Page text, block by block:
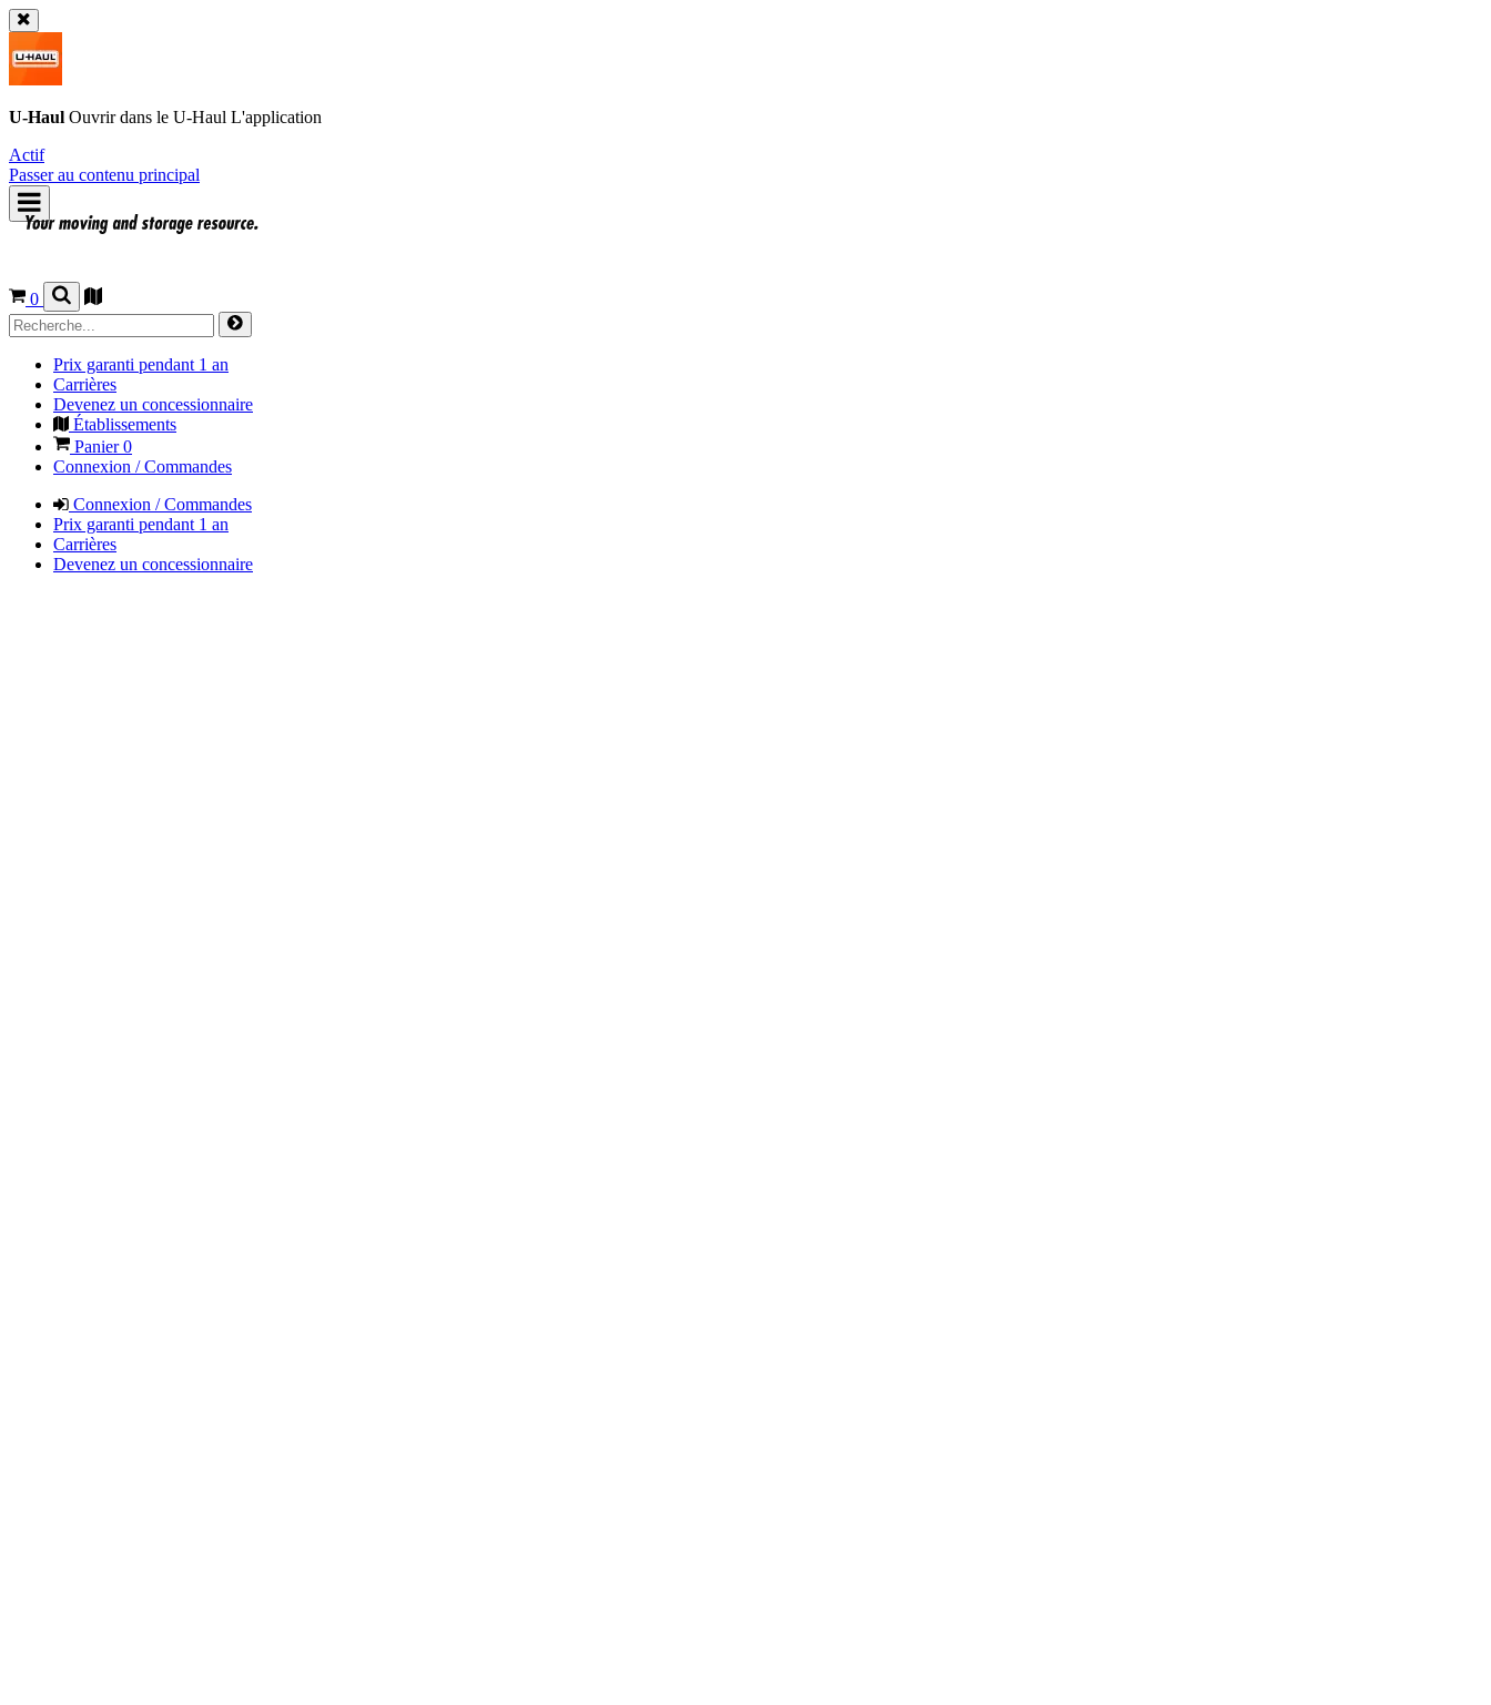
U-Haul Ouvrir dans le U-Haul L'application
Actif
Passer au contenu principal
0
Prix garanti pendant 1 an
Carrières
Devenez un concessionnaire
Établissements
Panier0
Connexion / Commandes
Connexion / Commandes
Prix garanti pendant 1 an
Carrières
Devenez un concessionnaire